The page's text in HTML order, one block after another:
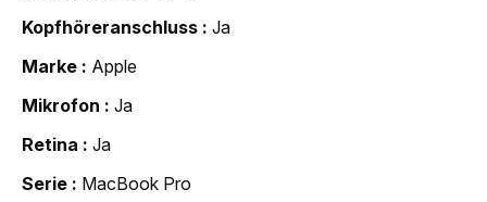
Kopfhöreranschluss
Ja
Marke
Apple
Mikrofon
Ja
Retina
Ja
Serie
MacBook Pro